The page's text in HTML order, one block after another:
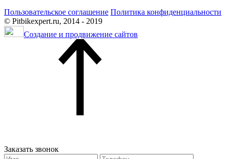
Пользовательское соглашение Политика конфиденциальности
© Pitbikexpert.ru, 2014 - 2019
Создание и продвижение сайтов
Заказать звонок